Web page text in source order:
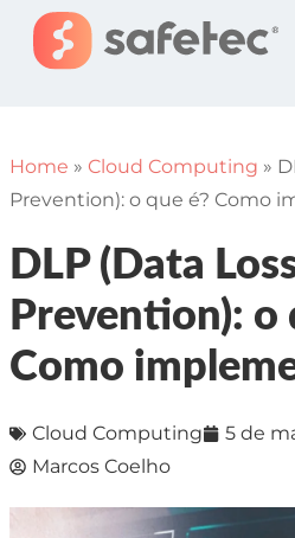
Home » Cloud Computing »
Prevention): o que é? Como
DLP (Data
Prevention): o
Como
Cloud Computing
5 de
Marcos Coelho